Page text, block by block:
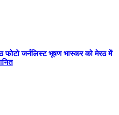
फोटो जर्नलिस्ट भूषण भास्कर को मेरठ में